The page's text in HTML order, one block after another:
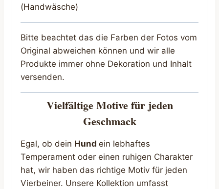
(Handwäsche)
Bitte beachtet das die Farben der Fotos vom
Original abweichen können und wir alle
Produkte immer ohne Dekoration und Inhalt
versenden.
Vielfältige Motive für jeden
Geschmack
Egal, ob dein Hund ein lebhaftes
Temperament oder einen ruhigen Charakter
hat, wir haben das richtige Motiv für jeden
Vierbeiner. Unsere Kollektion umfasst